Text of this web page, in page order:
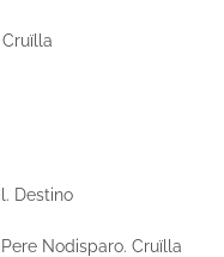
Cruïlla
Destino
Nodisparo. Cruïlla